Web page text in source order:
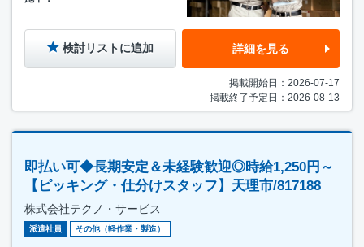
検討リストに追加 詳細を見る
掲載開始日：2026-07-17
掲載終了予定日：2026-08-13
即払い可◆長期安定＆未経験歓迎◎時給1,250円～
【ピッキング・仕分けスタッフ】天理市/817188
株式会社テクノ・サービス
派遣社員 その他（軽作業・製造）